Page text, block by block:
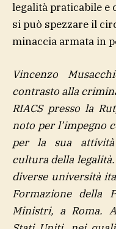
legalità praticabile e
si può spezzare il
minaccia armata in
Vincenzo
contrasto alla
RIACS presso la
noto per l’impegno
per la sua
cultura della
diverse università
Formazione della
Ministri, a Roma.